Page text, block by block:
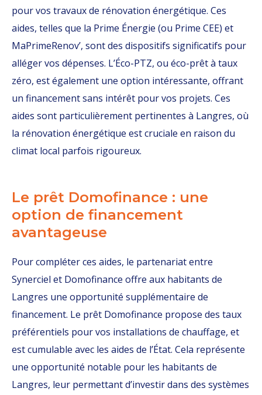
pour vos travaux de rénovation énergétique. Ces
aides, telles que la Prime Énergie (ou Prime CEE) et
MaPrimeRenov’, sont des dispositifs significatifs pour
alléger vos dépenses. L’Éco-PTZ, ou éco-prêt à taux
zéro, est également une option intéressante, offrant
un financement sans intérêt pour vos projets. Ces
aides sont particulièrement pertinentes à Langres, où
la rénovation énergétique est cruciale en raison du
climat local parfois rigoureux.
Le prêt Domofinance : une
option de financement
avantageuse
Pour compléter ces aides, le partenariat entre
Synerciel et Domofinance offre aux habitants de
Langres une opportunité supplémentaire de
financement. Le prêt Domofinance propose des taux
préférentiels pour vos installations de chauffage, et
est cumulable avec les aides de l’État. Cela représente
une opportunité notable pour les habitants de
Langres, leur permettant d’investir dans des systèmes